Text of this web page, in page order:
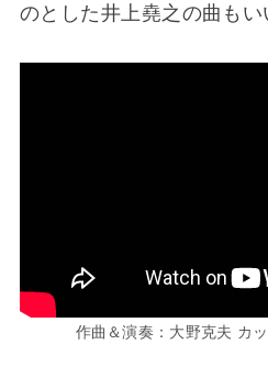
のとした井上堯之の曲もい
作曲＆演奏：大野克夫 カ